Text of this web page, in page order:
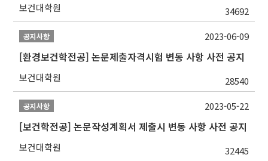
보건대학원 34692
공지사항
[환경보건학전공] 논문제출자격시험 변동 사항 사전 공지
보건대학원 28540
2023-06-09
공지사항
[보건학전공] 논문작성계획서 제출시 변동 사항 사전 공지
보건대학원 32445
2023-05-22